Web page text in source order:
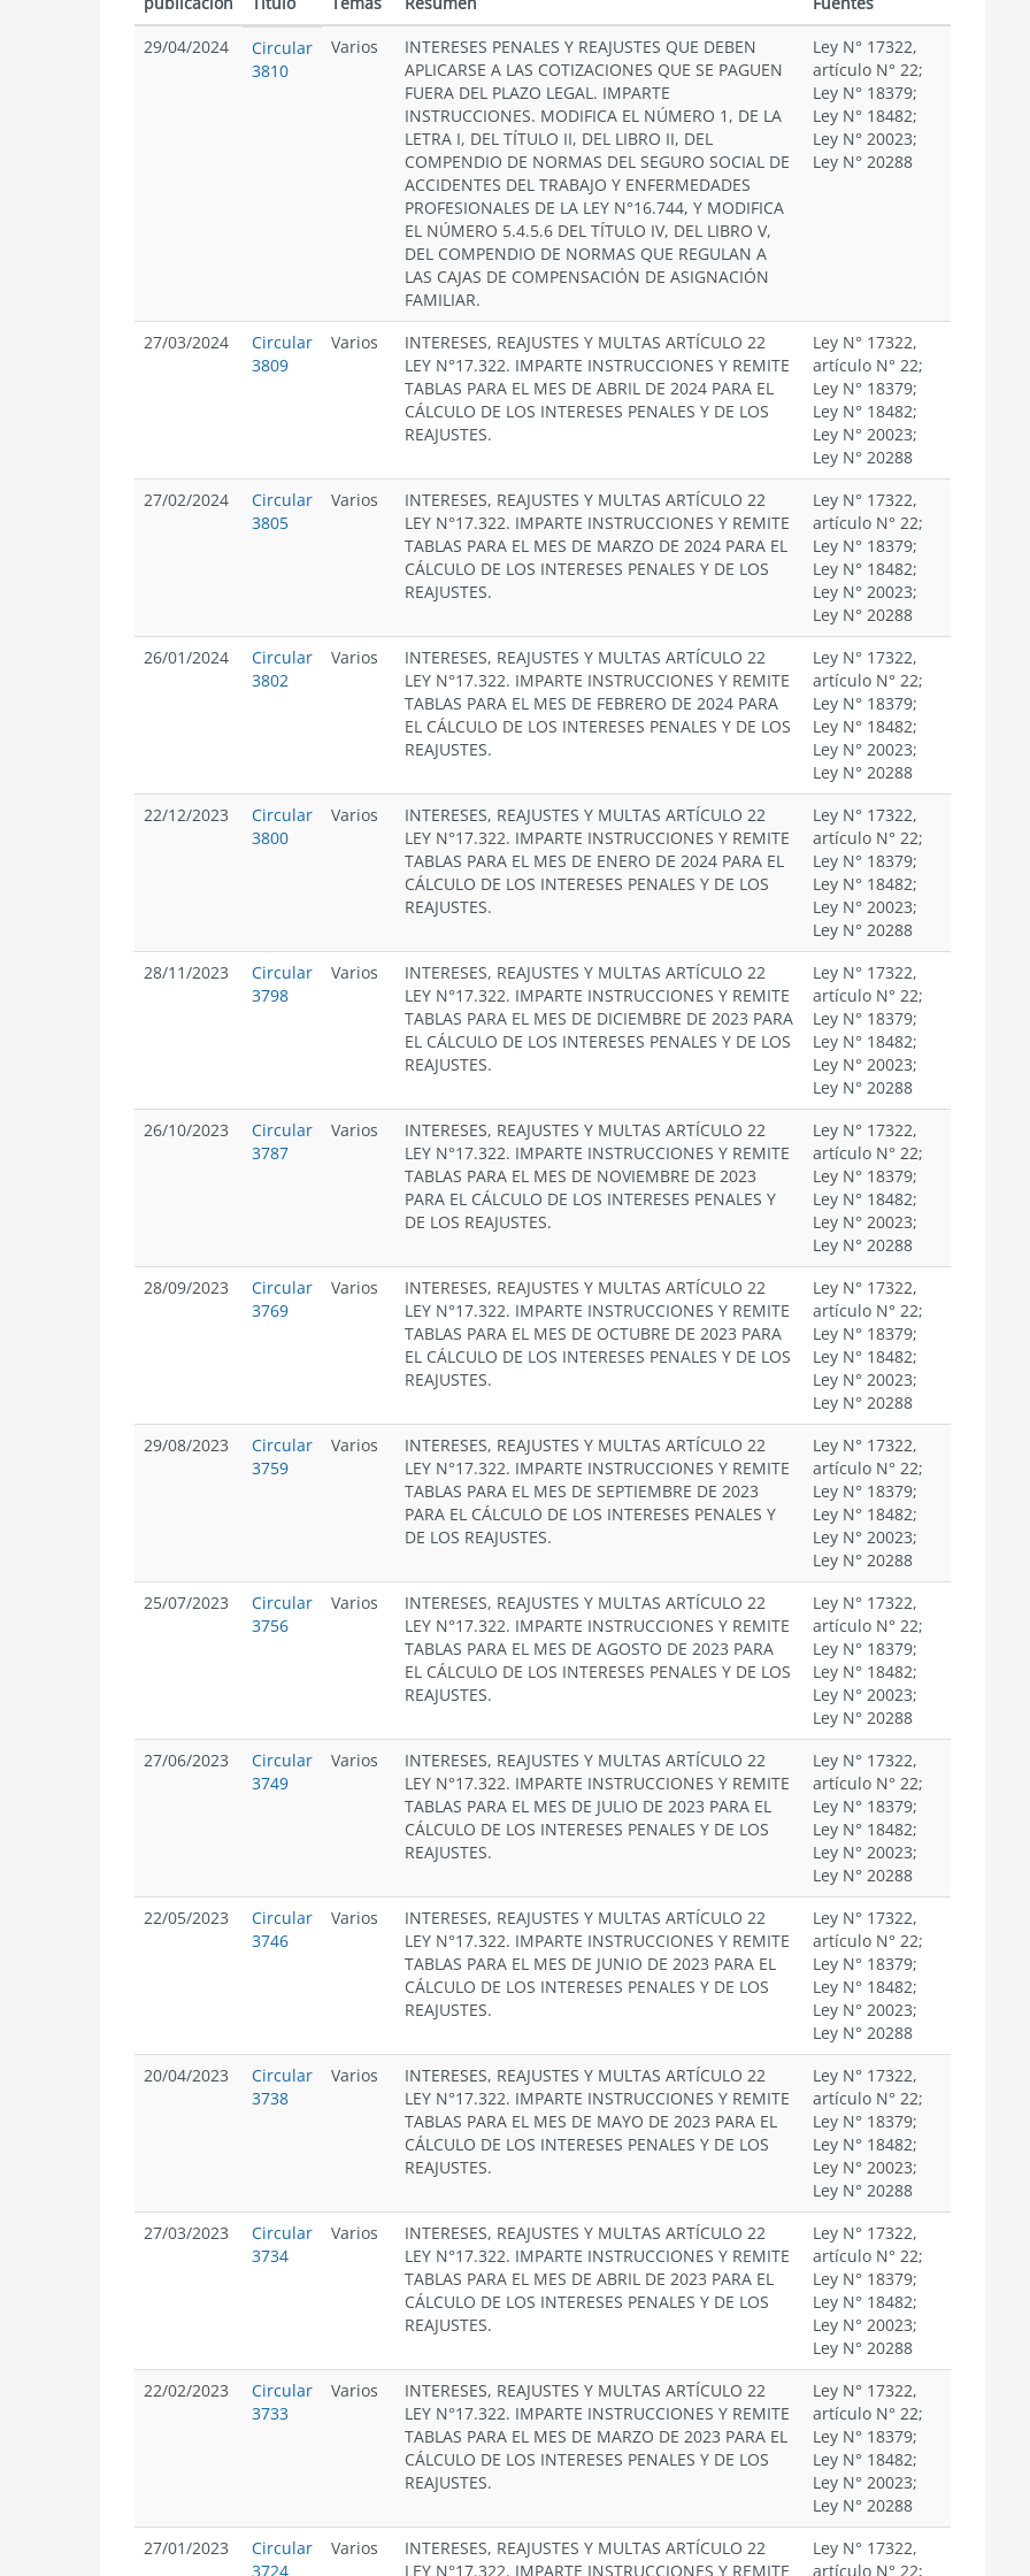
29/04/2024
Circular
3810
Varios
INTERESES PENALES Y REAJUSTES QUE DEBEN
APLICARSE A LAS COTIZACIONES QUE SE PAGUEN
FUERA DEL PLAZO LEGAL. IMPARTE
INSTRUCCIONES. MODIFICA EL NÚMERO 1, DE LA
LETRA I, DEL TÍTULO II, DEL LIBRO II, DEL
COMPENDIO DE NORMAS DEL SEGURO SOCIAL DE
ACCIDENTES DEL TRABAJO Y ENFERMEDADES
PROFESIONALES DE LA LEY N°16.744, Y MODIFICA
EL NÚMERO 5.4.5.6 DEL TÍTULO IV, DEL LIBRO V,
DEL COMPENDIO DE NORMAS QUE REGULAN A
LAS CAJAS DE COMPENSACIÓN DE ASIGNACIÓN
FAMILIAR.
Ley N° 17322,
artículo N° 22;
Ley N° 18379;
Ley N° 18482;
Ley N° 20023;
Ley N° 20288
27/03/2024
Circular
3809
Varios
INTERESES, REAJUSTES Y MULTAS ARTÍCULO 22
LEY N°17.322. IMPARTE INSTRUCCIONES Y REMITE
TABLAS PARA EL MES DE ABRIL DE 2024 PARA EL
CÁLCULO DE LOS INTERESES PENALES Y DE LOS
REAJUSTES.
Ley N° 17322,
artículo N° 22;
Ley N° 18379;
Ley N° 18482;
Ley N° 20023;
Ley N° 20288
27/02/2024
Circular
3805
Varios
INTERESES, REAJUSTES Y MULTAS ARTÍCULO 22
LEY N°17.322. IMPARTE INSTRUCCIONES Y REMITE
TABLAS PARA EL MES DE MARZO DE 2024 PARA EL
CÁLCULO DE LOS INTERESES PENALES Y DE LOS
REAJUSTES.
Ley N° 17322,
artículo N° 22;
Ley N° 18379;
Ley N° 18482;
Ley N° 20023;
Ley N° 20288
26/01/2024
Circular
3802
Varios
INTERESES, REAJUSTES Y MULTAS ARTÍCULO 22
LEY N°17.322. IMPARTE INSTRUCCIONES Y REMITE
TABLAS PARA EL MES DE FEBRERO DE 2024 PARA
EL CÁLCULO DE LOS INTERESES PENALES Y DE LOS
REAJUSTES.
Ley N° 17322,
artículo N° 22;
Ley N° 18379;
Ley N° 18482;
Ley N° 20023;
Ley N° 20288
22/12/2023
Circular
3800
Varios
INTERESES, REAJUSTES Y MULTAS ARTÍCULO 22
LEY N°17.322. IMPARTE INSTRUCCIONES Y REMITE
TABLAS PARA EL MES DE ENERO DE 2024 PARA EL
CÁLCULO DE LOS INTERESES PENALES Y DE LOS
REAJUSTES.
Ley N° 17322,
artículo N° 22;
Ley N° 18379;
Ley N° 18482;
Ley N° 20023;
Ley N° 20288
28/11/2023
Circular
3798
Varios
INTERESES, REAJUSTES Y MULTAS ARTÍCULO 22
LEY N°17.322. IMPARTE INSTRUCCIONES Y REMITE
TABLAS PARA EL MES DE DICIEMBRE DE 2023 PARA
EL CÁLCULO DE LOS INTERESES PENALES Y DE LOS
REAJUSTES.
Ley N° 17322,
artículo N° 22;
Ley N° 18379;
Ley N° 18482;
Ley N° 20023;
Ley N° 20288
26/10/2023
Circular
3787
Varios
INTERESES, REAJUSTES Y MULTAS ARTÍCULO 22
LEY N°17.322. IMPARTE INSTRUCCIONES Y REMITE
TABLAS PARA EL MES DE NOVIEMBRE DE 2023
PARA EL CÁLCULO DE LOS INTERESES PENALES Y
DE LOS REAJUSTES.
Ley N° 17322,
artículo N° 22;
Ley N° 18379;
Ley N° 18482;
Ley N° 20023;
Ley N° 20288
28/09/2023
Circular
3769
Varios
INTERESES, REAJUSTES Y MULTAS ARTÍCULO 22
LEY N°17.322. IMPARTE INSTRUCCIONES Y REMITE
TABLAS PARA EL MES DE OCTUBRE DE 2023 PARA
EL CÁLCULO DE LOS INTERESES PENALES Y DE LOS
REAJUSTES.
Ley N° 17322,
artículo N° 22;
Ley N° 18379;
Ley N° 18482;
Ley N° 20023;
Ley N° 20288
29/08/2023
Circular
3759
Varios
INTERESES, REAJUSTES Y MULTAS ARTÍCULO 22
LEY N°17.322. IMPARTE INSTRUCCIONES Y REMITE
TABLAS PARA EL MES DE SEPTIEMBRE DE 2023
PARA EL CÁLCULO DE LOS INTERESES PENALES Y
DE LOS REAJUSTES.
Ley N° 17322,
artículo N° 22;
Ley N° 18379;
Ley N° 18482;
Ley N° 20023;
Ley N° 20288
25/07/2023
Circular
3756
Varios
INTERESES, REAJUSTES Y MULTAS ARTÍCULO 22
LEY N°17.322. IMPARTE INSTRUCCIONES Y REMITE
TABLAS PARA EL MES DE AGOSTO DE 2023 PARA
EL CÁLCULO DE LOS INTERESES PENALES Y DE LOS
REAJUSTES.
Ley N° 17322,
artículo N° 22;
Ley N° 18379;
Ley N° 18482;
Ley N° 20023;
Ley N° 20288
27/06/2023
Circular
3749
Varios
INTERESES, REAJUSTES Y MULTAS ARTÍCULO 22
LEY N°17.322. IMPARTE INSTRUCCIONES Y REMITE
TABLAS PARA EL MES DE JULIO DE 2023 PARA EL
CÁLCULO DE LOS INTERESES PENALES Y DE LOS
REAJUSTES.
Ley N° 17322,
artículo N° 22;
Ley N° 18379;
Ley N° 18482;
Ley N° 20023;
Ley N° 20288
22/05/2023
Circular
3746
Varios
INTERESES, REAJUSTES Y MULTAS ARTÍCULO 22
LEY N°17.322. IMPARTE INSTRUCCIONES Y REMITE
TABLAS PARA EL MES DE JUNIO DE 2023 PARA EL
CÁLCULO DE LOS INTERESES PENALES Y DE LOS
REAJUSTES.
Ley N° 17322,
artículo N° 22;
Ley N° 18379;
Ley N° 18482;
Ley N° 20023;
Ley N° 20288
20/04/2023
Circular
3738
Varios
INTERESES, REAJUSTES Y MULTAS ARTÍCULO 22
LEY N°17.322. IMPARTE INSTRUCCIONES Y REMITE
TABLAS PARA EL MES DE MAYO DE 2023 PARA EL
CÁLCULO DE LOS INTERESES PENALES Y DE LOS
REAJUSTES.
Ley N° 17322,
artículo N° 22;
Ley N° 18379;
Ley N° 18482;
Ley N° 20023;
Ley N° 20288
27/03/2023
Circular
3734
Varios
INTERESES, REAJUSTES Y MULTAS ARTÍCULO 22
LEY N°17.322. IMPARTE INSTRUCCIONES Y REMITE
TABLAS PARA EL MES DE ABRIL DE 2023 PARA EL
CÁLCULO DE LOS INTERESES PENALES Y DE LOS
REAJUSTES.
Ley N° 17322,
artículo N° 22;
Ley N° 18379;
Ley N° 18482;
Ley N° 20023;
Ley N° 20288
22/02/2023
Circular
3733
Varios
INTERESES, REAJUSTES Y MULTAS ARTÍCULO 22
LEY N°17.322. IMPARTE INSTRUCCIONES Y REMITE
TABLAS PARA EL MES DE MARZO DE 2023 PARA EL
CÁLCULO DE LOS INTERESES PENALES Y DE LOS
REAJUSTES.
Ley N° 17322,
artículo N° 22;
Ley N° 18379;
Ley N° 18482;
Ley N° 20023;
Ley N° 20288
27/01/2023
Circular
3724
Varios
INTERESES, REAJUSTES Y MULTAS ARTÍCULO 22
LEY N°17.322. IMPARTE INSTRUCCIONES Y REMITE
Ley N° 17322,
artículo N° 22;